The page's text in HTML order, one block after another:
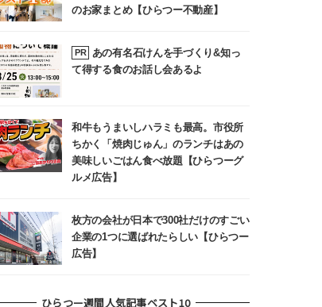
のお家まとめ【ひらつー不動産】
PR
あの有名石けんを手づくり&知っ
て得する食のお話し会あるよ
和牛もうまいしハラミも最高。市役所
ちかく「焼肉じゅん」のランチはあの
美味しいごはん食べ放題【ひらつーグ
ルメ広告】
枚方の会社が日本で300社だけのすごい
企業の1つに選ばれたらしい【ひらつー
広告】
ひらつー週間人気記事ベスト10